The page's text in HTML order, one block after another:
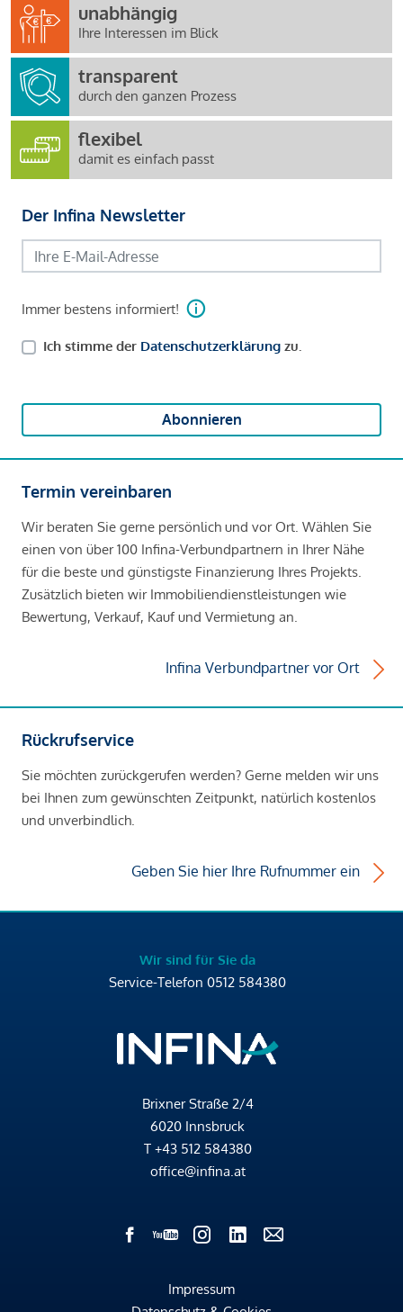
unabhängig
Ihre Interessen im Blick
transparent
durch den ganzen Prozess
flexibel
damit es einfach passt
Der Infina Newsletter
Immer bestens informiert!
Ich stimme der Datenschutzerklärung zu.
Abonnieren
Termin vereinbaren
Wir beraten Sie gerne persönlich und vor Ort. Wählen Sie
einen von über 100 Infina-Verbundpartnern in Ihrer Nähe
für die beste und günstigste Finanzierung Ihres Projekts.
Zusätzlich bieten wir Immobiliendienstleistungen wie
Bewertung, Verkauf, Kauf und Vermietung an.
Infina Verbundpartner vor Ort
Rückrufservice
Sie möchten zurückgerufen werden? Gerne melden wir uns
bei Ihnen zum gewünschten Zeitpunkt, natürlich kostenlos
und unverbindlich.
Geben Sie hier Ihre Rufnummer ein
Wir sind für Sie da
Service-Telefon 0512 584380
Brixner Straße 2/4
6020 Innsbruck
T +43 512 584380
office@infina.at
Impressum